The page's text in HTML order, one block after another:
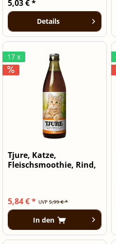
5,03 € *
Details
17 x
Tjure, Katze,
Fleischsmoothie, Rind,
UVP5,99 € *
5,84 € *
In den